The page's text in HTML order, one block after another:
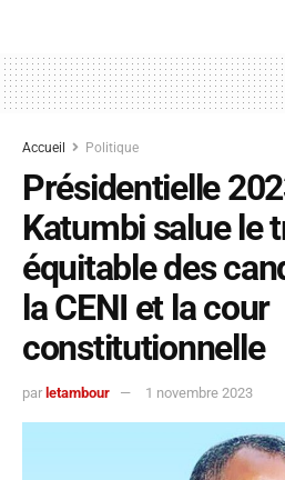
Accueil Politique
Présidentielle
Katumbi salue le
équitable des
la CENI et la cour
constitutionnelle
par letambour 1 novembre 2023